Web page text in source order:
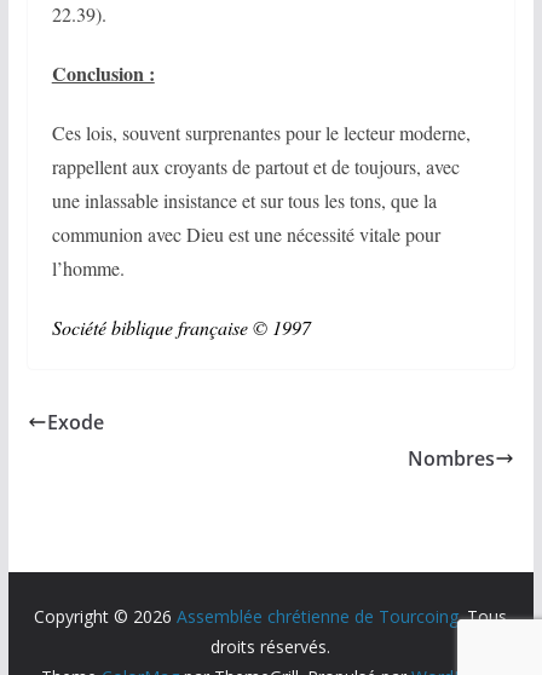
22.39).
Conclusion :
Ces lois, souvent surprenantes pour le lecteur moderne,
rappellent aux croyants de partout et de toujours, avec
une inlassable insistance et sur tous les tons, que la
communion avec Dieu est une nécessité vitale pour
l’homme.
Société biblique française © 1997
Exode
Nombres
Copyright © 2026Assemblée chrétienne de Tourcoing. Tous
droits réservés.